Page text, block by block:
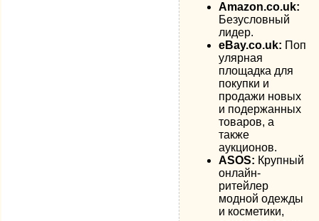
Amazon.co.uk:
Безусловный
лидер.
eBay.co.uk: Поп
улярная
площадка для
покупки и
продажи новых
и подержанных
товаров, а
также
аукционов.
ASOS: Крупный
онлайн-
ритейлер
модной одежды
и косметики,